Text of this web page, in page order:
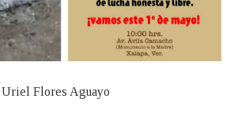
Uriel Flores Aguayo